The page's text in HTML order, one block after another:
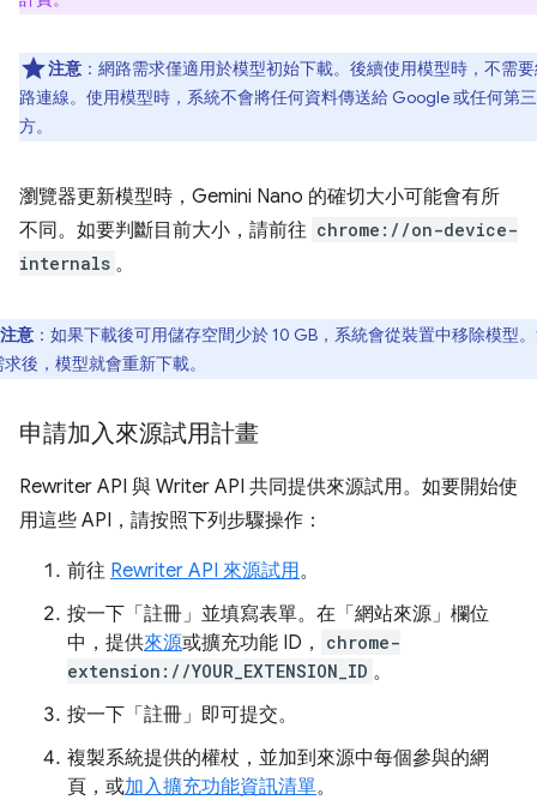
注意 ：網路需求僅適用於模型初始下載。後續使用模型時，不需
路連線。使用模型時，系統不會將任何資料傳送給 Google 或任何第三
方。
瀏覽器更新模型時，Gemini Nano 的確切大小可能會有所
不同。如要判斷目前大小，請前往 chrome://on-device-
internals 。
注意 ：如果下載後可用儲存空間少於 10 GB，系統會從裝置中移除模型
後，模型就會重新下載。
申請加入來源試用計畫
Rewriter API 與 Writer API 共同提供來源試用。如要開始使
用這些 API，請按照下列步驟操作：
前往 Rewriter API 來源試用。
按一下「註冊」 並填寫表單。在「網站來源」欄位
中，提供來源或擴充功能 ID，
chrome-
extension://YOUR_EXTENSION_ID 。
按一下「註冊」 即可提交。
複製系統提供的權杖，並加到來源中每個參與的網
頁，或加入擴充功能資訊清單。